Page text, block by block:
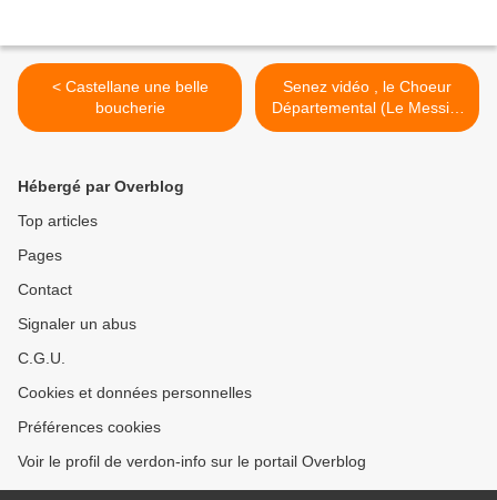
< Castellane une belle
boucherie
Senez vidéo , le Choeur
Départemental (Le Messie)
de Georg Friedrich Haendel
Hébergé par Overblog
Top articles
Pages
Contact
Signaler un abus
C.G.U.
Cookies et données personnelles
Préférences cookies
Voir le profil de verdon-info sur le portail Overblog